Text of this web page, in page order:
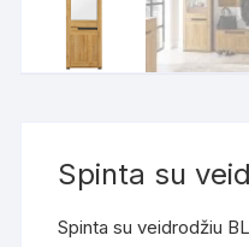
Spinta su
Spinta su veidrodžiu